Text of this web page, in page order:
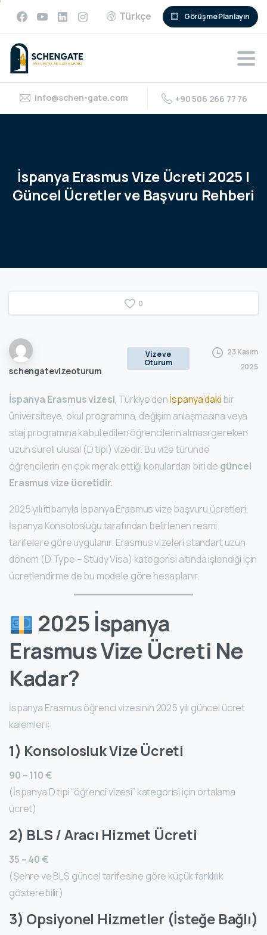
Türkçe Görüşme Planlayın
info@schen-gate.com +90 506 266 77 76
İspanya ErasmusVize Ücreti 2025 |
Güncel Ücretlerve Başvuru Rehberi
0
schengatevizeoturum
Vize ve
Oturum
23 Kasım
2025
İspanya Erasmus vizesi, Türkiye’denİspanya’daki bir
üniversiteye, okul programına, değişim anlaşmasına veya
staj programına kabul edilen öğrencilerin alması gereken
uzun süreli ulusal (D tipi) vizedir. Bu vize türünde
öğrencilerin en çok merak ettiği konulardan biri de güncel
Erasmus vize ücretidir.
2025 yılı itibarıyla İspanya Erasmus vize başvuru ücretleri,
İspanya Konsolosluğu tarafından belirlenen resmi
tarifelere göre uygulanır. Erasmus vizeleri standart uzun
dönem (D Type – Study Visa) kategorisi altında işlendiği için
ücretlendirme de bu modele göre hesaplanır.
2025 İspanya
Erasmus Vize Ücreti Ne
Kadar?
İspanya Erasmus öğrenci vizesinin 2025 yılı güncel ücret
kalemleri:
1) Konsolosluk Vize Ücreti
90 – 110 €
(İspanya D tipi “öğrenci vizesi” kategorisi için ortalama
ücret)
2) BLS / Aracı Hizmet Ücreti
35 – 40 €
(Şehre ve BLS güncel tarifesine göre küçük farklılık
gösterebilir)
3) Opsiyonel Hizmetler (İsteğe Bağlı)